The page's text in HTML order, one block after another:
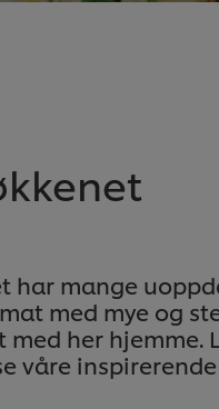
har mange
med mye og
her hjemme.
våre